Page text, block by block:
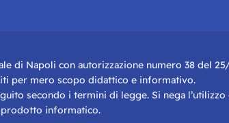
di Napoli con autorizzazione numero 38 del
per mero scopo didattico e informativo.
secondo i termini di legge. Si nega
informatico.